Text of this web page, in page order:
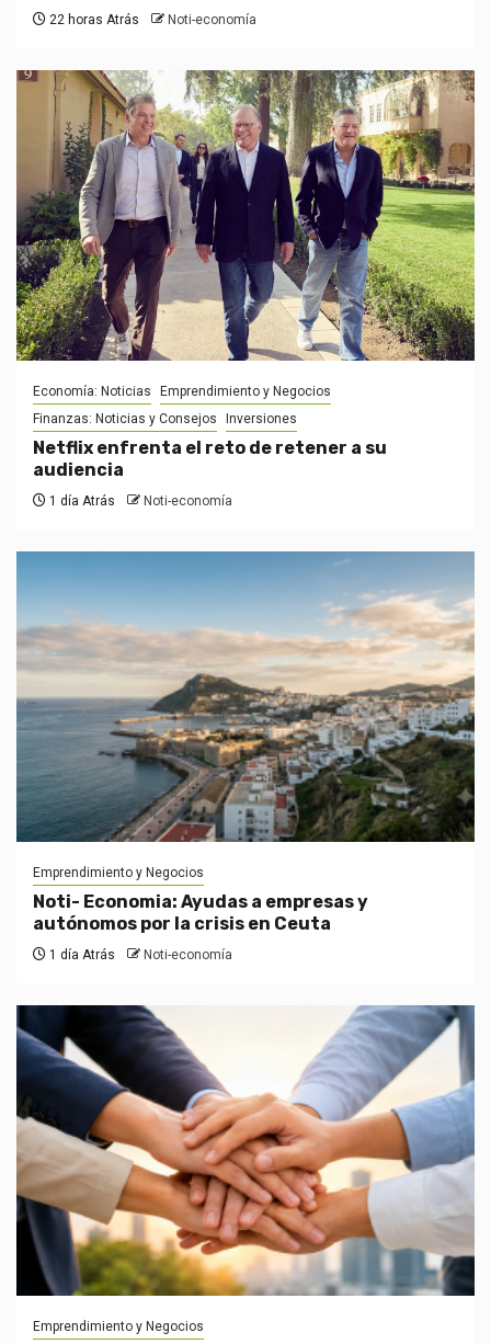
22 horas Atrás Noti-economía
Economía: Noticias
Emprendimiento y Negocios
Finanzas: Noticias y Consejos
Inversiones
Netflix enfrenta el reto de retener a su
audiencia
1 día Atrás Noti-economía
Emprendimiento y Negocios
Noti- Economia: Ayudas a empresas y
autónomos por la crisis en Ceuta
1 día Atrás Noti-economía
Emprendimiento y Negocios